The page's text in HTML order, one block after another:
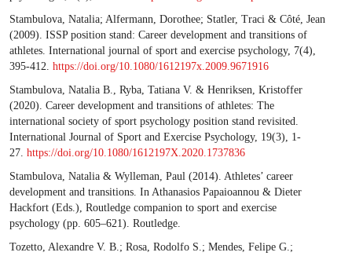
Stambulova, Natalia; Alfermann, Dorothee; Statler, Traci & Côté, Jean
(2009). ISSP position stand: Career development and transitions of
athletes. International journal of sport and exercise psychology, 7(4),
395-412. https://doi.org/10.1080/1612197x.2009.9671916
Stambulova, Natalia B., Ryba, Tatiana V. & Henriksen, Kristoffer
(2020). Career development and transitions of athletes: The
international society of sport psychology position stand revisited.
International Journal of Sport and Exercise Psychology, 19(3), 1-
27. https://doi.org/10.1080/1612197X.2020.1737836
Stambulova, Natalia & Wylleman, Paul (2014). Athletes’ career
development and transitions. In Athanasios Papaioannou & Dieter
Hackfort (Eds.), Routledge companion to sport and exercise
psychology (pp. 605–621). Routledge.
Tozetto, Alexandre V. B.; Rosa, Rodolfo S.; Mendes, Felipe G.;